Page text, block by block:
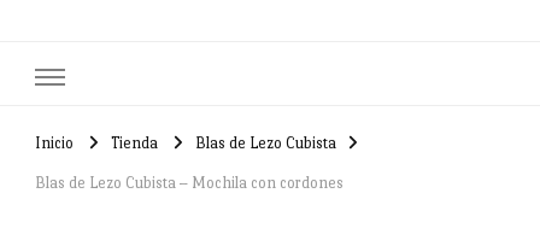
Inicio Tienda Blas de Lezo Cubista
Blas de Lezo Cubista – Mochila con cordones